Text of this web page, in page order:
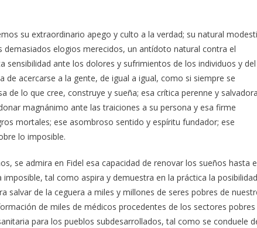
su extraordinario apego y culto a la verdad; su natural
elogios merecidos, un antídoto natural contra el
sensibilidad ante los dolores y sufrimientos de los individuos y del
acercarse a la gente, de igual a igual, como si siempre se
de lo que cree, construye y sueña; esa crítica perenne y salvadora
magnánimo ante las traiciones a su persona y esa firme
mortales; ese asombroso sentido y espíritu fundador; ese
lo imposible.
se admira en Fidel esa capacidad de renovar los sueños hasta
tal como aspira y demuestra en la práctica la posibilidad
de la ceguera a miles y millones de seres pobres de
de miles de médicos procedentes de los sectores pobres
para los pueblos subdesarrollados, tal como se conduele